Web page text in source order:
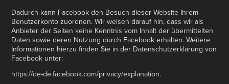
Dadurch kann Facebook den Besuch dieser Website Ihrem
Benutzerkonto zuordnen. Wir weisen darauf hin, dass wir als
Anbieter der Seiten keine Kenntnis vom Inhalt der übermittelten
Daten sowie deren Nutzung durch Facebook erhalten. Weitere
Informationen hierzu finden Sie in der Datenschutzerklärung von
Facebook unter:
https://de-de.facebook.com/privacy/explanation.